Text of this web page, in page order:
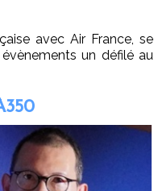
avec Air France, se
un défilé au